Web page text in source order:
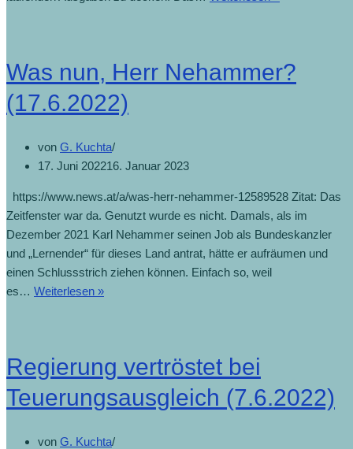
Was nun, Herr Nehammer?
(17.6.2022)
von G. Kuchta
17. Juni 202216. Januar 2023
https://www.news.at/a/was-herr-nehammer-12589528 Zitat: Das
Zeitfenster war da. Genutzt wurde es nicht. Damals, als im
Dezember 2021 Karl Nehammer seinen Job als Bundeskanzler
und „Lernender“ für dieses Land antrat, hätte er aufräumen und
einen Schlussstrich ziehen können. Einfach so, weil
es… Weiterlesen »
Regierung vertröstet bei
Teuerungsausgleich (7.6.2022)
von G. Kuchta